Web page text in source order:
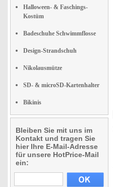
Halloween- & Faschings-
Kostüm
Badeschuhe Schwimmflosse
Design-Strandschuh
Nikolausmütze
SD- & microSD-Kartenhalter
Bikinis
Bleiben Sie mit uns im
Kontakt und tragen Sie
hier Ihre E-Mail-Adresse
für unsere HotPrice-Mail
ein: